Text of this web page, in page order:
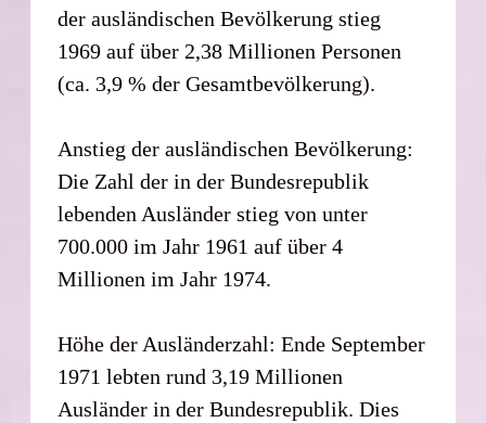
der ausländischen Bevölkerung stieg
1969 auf über 2,38 Millionen Personen
(ca. 3,9 % der Gesamtbevölkerung).
Anstieg der ausländischen Bevölkerung:
Die Zahl der in der Bundesrepublik
lebenden Ausländer stieg von unter
700.000 im Jahr 1961 auf über 4
Millionen im Jahr 1974.
Höhe der Ausländerzahl: Ende September
1971 lebten rund 3,19 Millionen
Ausländer in der Bundesrepublik. Dies